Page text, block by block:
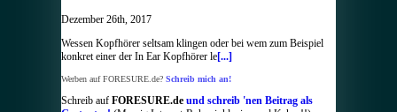
Dezember 26th, 2017
Wessen Kopfhörer seltsam klingen oder bei wem zum Beispiel
konkret einer der In Ear Kopfhörer le[...]
Werben auf FORESURE.de? Schreib mich an!
Schreib auf FORESURE.de und schreib 'nen Beitrag als